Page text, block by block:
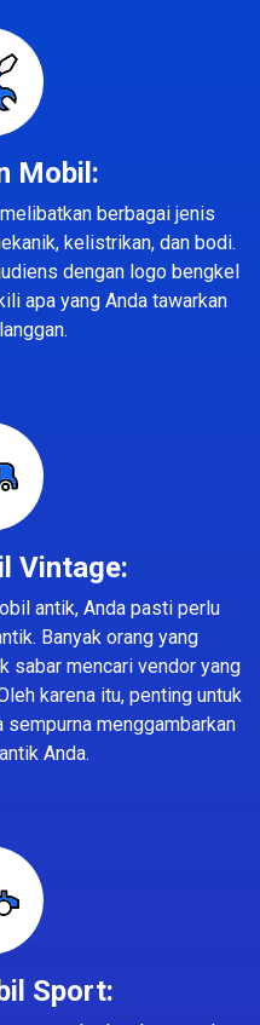
Mobil:
berbagai jenis
kelistrikan, dan bodi.
dengan logo bengkel
apa yang Anda tawarkan
Vintage:
antik, Anda pasti perlu
Banyak orang yang
sabar mencari vendor yang
karena itu, penting untuk
menggambarkan
Anda.
Sport: